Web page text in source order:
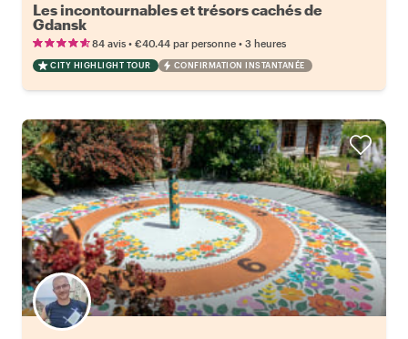
Les incontournables et trésors cachés de
Gdansk
84 avis • €40.44 par personne • 3 heures
CITY HIGHLIGHT TOUR CONFIRMATION INSTANTANÉE